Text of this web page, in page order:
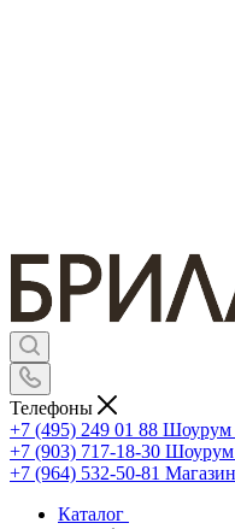
Телефоны
+7 (495) 249 01 88 Шоурум
+7 (903) 717-18-30 Шоурум
+7 (964) 532-50-81
Каталог